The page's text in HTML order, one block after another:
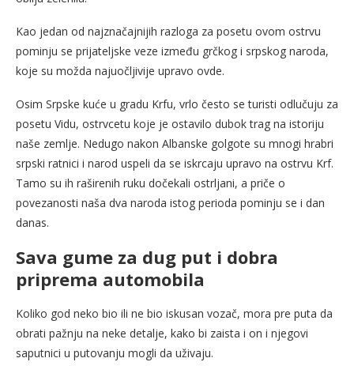
Kao jedan od najznačajnijih razloga za posetu ovom ostrvu
pominju se prijateljske veze između grčkog i srpskog naroda,
koje su možda najuočljivije upravo ovde.
Osim Srpske kuće u gradu Krfu, vrlo često se turisti odlučuju za
posetu Vidu, ostrvcetu koje je ostavilo dubok trag na istoriju
naše zemlje. Nedugo nakon Albanske golgote su mnogi hrabri
srpski ratnici i narod uspeli da se iskrcaju upravo na ostrvu Krf.
Tamo su ih raširenih ruku dočekali ostrljani, a priče o
povezanosti naša dva naroda istog perioda pominju se i dan
danas.
Sava gume za dug put i dobra
priprema automobila
Koliko god neko bio ili ne bio iskusan vozač, mora pre puta da
obrati pažnju na neke detalje, kako bi zaista i on i njegovi
saputnici u putovanju mogli da uživaju.